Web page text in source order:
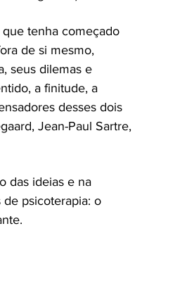
tenha começado
de si mesmo,
seus dilemas e
a finitude, a
desses dois
Jean-Paul Sartre,
das ideias e na
psicoterapia: o